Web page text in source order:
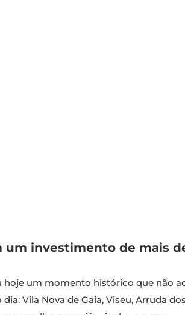
um investimento de mais
hoje um momento histórico que não
Vila Nova de Gaia, Viseu, Arruda